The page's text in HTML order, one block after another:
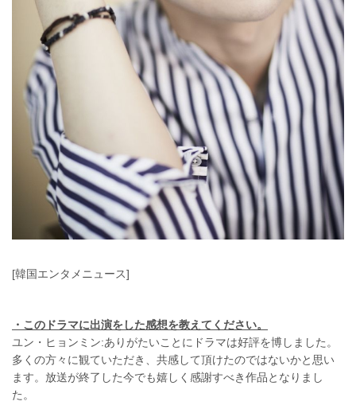
[韓国エンタメニュース]
・このドラマに出演をした感想を教えてください。
ユン・ヒョンミン:ありがたいことにドラマは好評を博しました。
多くの方々に観ていただき、共感して頂けたのではないかと思い
ます。放送が終了した今でも嬉しく感謝すべき作品となりまし
た。